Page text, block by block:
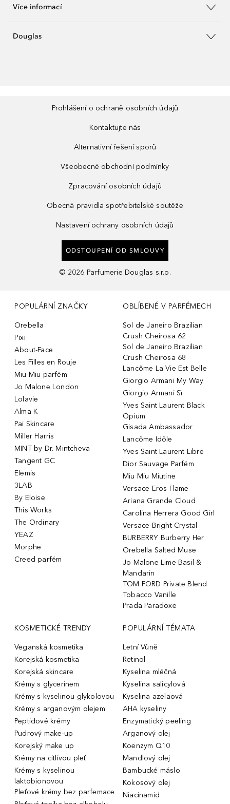
Více informací
Douglas
Prohlášení o ochraně osobních údajů
Kontaktujte nás
Alternativní řešení sporů
Všeobecné obchodní podmínky
Zpracování osobních údajů
Obecná pravidla spotřebitelské soutěže
Nastavení ochrany osobních údajů
ODSTOUPENÍ OD SMLOUVY
© 2026 Parfumerie Douglas s.r.o.
POPULÁRNÍ ZNAČKY
Orebella
Pixi
About-Face
Les Filles en Rouje
Miu Miu parfém
Jo Malone London
Lolavie
Alma K
Pai Skincare
Miller Harris
MINT by Dr. Mintcheva
Tangent GC
Elemis
3LAB
By Eloise
This Works
The Ordinary
YEAZ
Morphe
Creed parfém
OBLÍBENÉ V PARFÉMECH
Sol de Janeiro Brazilian
Crush Cheirosa 62
Sol de Janeiro Brazilian
Crush Cheirosa 68
Lancôme La Vie Est Belle
Giorgio Armani My Way
Giorgio Armani Sì
Yves Saint Laurent Black
Opium
Gisada Ambassador
Lancôme Idôle
Yves Saint Laurent Libre
Dior Sauvage Parfém
Miu Miu Miutine
Versace Eros Flame
Ariana Grande Cloud
Carolina Herrera Good Girl
Versace Bright Crystal
BURBERRY Burberry Her
Orebella Salted Muse
Jo Malone Lime Basil &
Mandarin
TOM FORD Private Blend
Tobacco Vanille
Prada Paradoxe
KOSMETICKÉ TRENDY
Veganská kosmetika
Korejská kosmetika
Korejská skincare
Krémy s glycerinem
Krémy s kyselinou glykolovou
Krémy s arganovým olejem
Peptidové krémy
Pudrový make-up
Korejský make up
Krémy na citlivou pleť
Krémy s kyselinou
laktobionovou
Pleťové krémy bez parfemace
POPULÁRNÍ TÉMATA
Letní Vůně
Retinol
Kyselina mléčná
Kyselina salicylová
Kyselina azelaová
AHA kyseliny
Enzymatický peeling
Arganový olej
Koenzym Q10
Mandlový olej
Bambucké máslo
Kokosový olej
Niacinamid